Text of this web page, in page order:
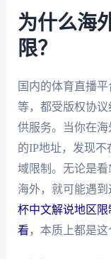
为什么海
限？
国内的体育直播
等，都受版权协
供服务。当你在
的IP地址，发现
域限制。无论是
海外，就可能遇
杯中文解说地区限
看 ，本质上都是这